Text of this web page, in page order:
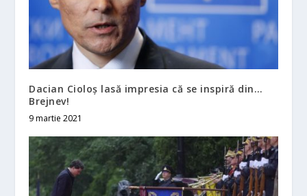
Dacian Cioloş lasă impresia că se inspiră din…
Brejnev!
9 martie 2021